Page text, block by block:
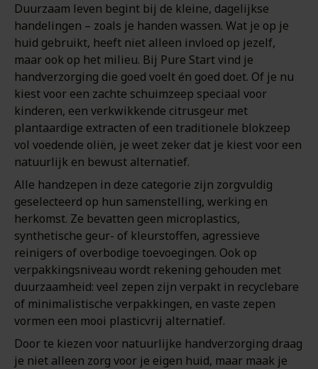
Duurzaam leven begint bij de kleine, dagelijkse
handelingen – zoals je handen wassen. Wat je op je
huid gebruikt, heeft niet alleen invloed op jezelf,
maar ook op het milieu. Bij Pure Start vind je
handverzorging die goed voelt én goed doet. Of je nu
kiest voor een zachte schuimzeep speciaal voor
kinderen, een verkwikkende citrusgeur met
plantaardige extracten of een traditionele blokzeep
vol voedende oliën, je weet zeker dat je kiest voor een
natuurlijk en bewust alternatief.
Alle handzepen in deze categorie zijn zorgvuldig
geselecteerd op hun samenstelling, werking en
herkomst. Ze bevatten geen microplastics,
synthetische geur- of kleurstoffen, agressieve
reinigers of overbodige toevoegingen. Ook op
verpakkingsniveau wordt rekening gehouden met
duurzaamheid: veel zepen zijn verpakt in recyclebare
of minimalistische verpakkingen, en vaste zepen
vormen een mooi plasticvrij alternatief.
Door te kiezen voor natuurlijke handverzorging draag
je niet alleen zorg voor je eigen huid, maar maak je